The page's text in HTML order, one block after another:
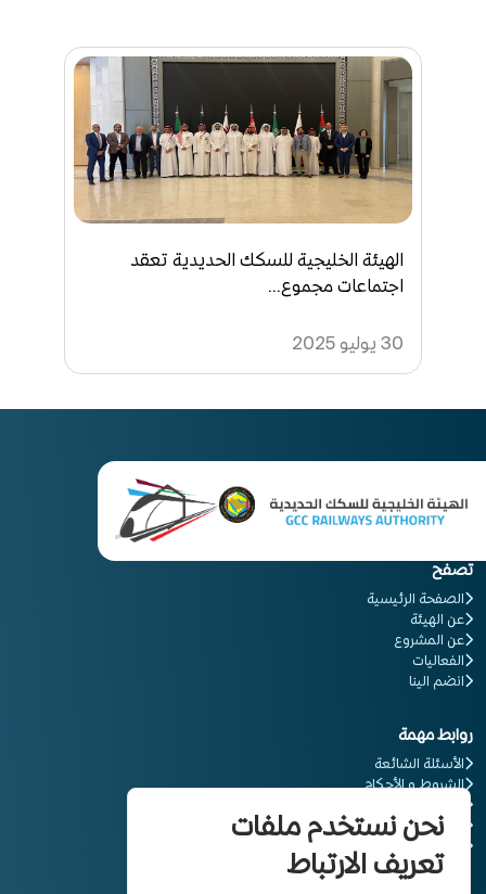
الهيئة الخليجية للسكك الحديدية تعقد
اجتماعات مجموع...
30 يوليو 2025
نحن نستخدم ملفات
تعريف الارتباط
تصفح
الصفحة الرئيسية
عن الهيئة
عن المشروع
الفعاليات
انضم الينا
روابط مهمة
الأسئلة الشائعة
الشروط و الأحكام
سياسة الخصوصية
كن شريكاَ